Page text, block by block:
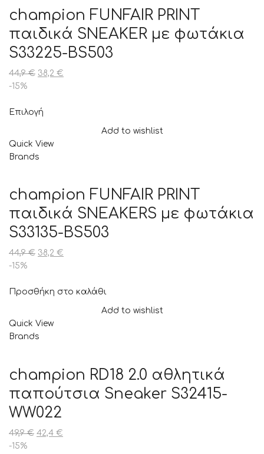
champion FUNFAIR PRINT
παιδικά SNEAKER με φωτάκια
S33225-BS503
44,9€ 38,2 €
-15%
Επιλογή
Add to wishlist
Quick View
Brands
champion FUNFAIR PRINT
παιδικά SNEAKERS με φωτάκια
S33135-BS503
44,9€ 38,2 €
-15%
Προσθήκη στο καλάθι
Add to wishlist
Quick View
Brands
champion RD18 2.0 αθλητικά
παπούτσια Sneaker S32415-
WW022
49,9€ 42,4 €
-15%